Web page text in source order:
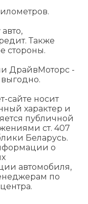
Также
стороны.
ДрайвМоторс -
сайте носит
характер и
публичной
cт. 407
Беларусь.
о
автомобиля,
по